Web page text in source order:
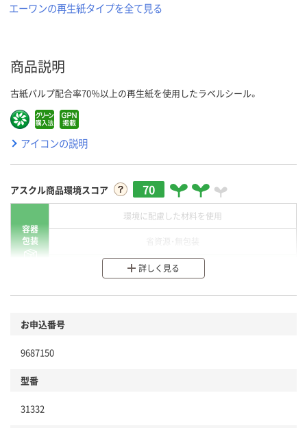
エーワンの再生紙タイプを全て見る
商品説明
古紙パルプ配合率70％以上の再生紙を使用したラベルシール。
アイコンの説明
アスクル商品環境スコア 70
容器
包装
環境に配慮した材料を使用
分別・リサイクルしやすい設計
本体
仕組
詳しく見る
お申込番号
9687150
型番
31332